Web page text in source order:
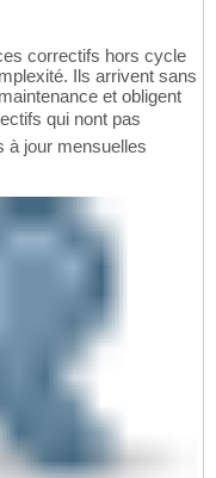
correctifs hors cycle
Ils arrivent sans
et obligent
qui nont pas
à jour mensuelles